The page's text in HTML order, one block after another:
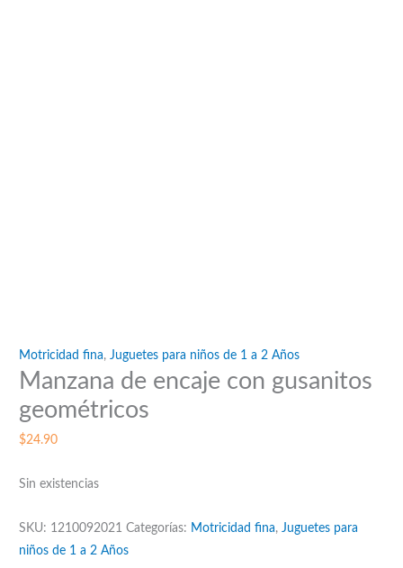
Motricidad fina,Juguetes para niños de 1 a 2 Años
Manzana de encaje con gusanitos
geométricos
$24.90
Sin existencias
SKU: 1210092021 Categorías: Motricidad fina,Juguetes para
niños de 1 a 2 Años